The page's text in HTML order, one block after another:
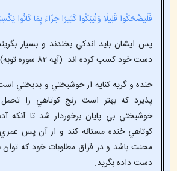
فَلْيَضْحَكُوا قَلِيلًا وَلْيَبْكُوا كَثِيرًا جَزَاءً بِمَا كَانُوا
پس ايشان بايد اندکي بخندند و بسيار
دست خود کسب کرده اند. (آيه 82 سوره توبه)
خنده و گريه کنايه از خوشبختي و بدبختي
پذيرد که بهتر است رنج کوتاهي را
خوشبختي بي پايان برخوردار شد تا آنکه
کوتاهي خنده مستانه کند و از آن پس
محنت باشد و در فراق مطلوبات خود که
دست داده بگريد.